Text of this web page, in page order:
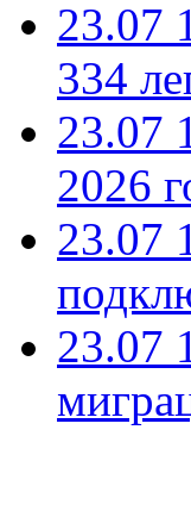
23.07
334
23.07
2026
23.07
23.07